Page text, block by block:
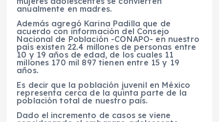
anualmente en madres.
Además agregó Karina Padilla que de
acuerdo con información del Consejo
Nacional de Población -CONAPO- en nuestro
país existen 22.4 millones de personas entre
10 y 19 años de edad, de los cuales 11
millones 170 mil 897 tienen entre 15 y 19
años.
Es decir que la población juvenil en México
representa cerca de la quinta parte de la
población total de nuestro país.
Dado el incremento de casos se viene